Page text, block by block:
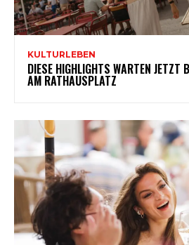
KULTURLEBEN
DIESE HIGHLIGHTS WARTEN JETZT
AM RATHAUSPLATZ